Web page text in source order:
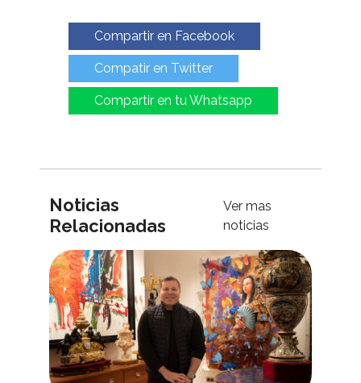
Compartir en Facebook
Compatir en Twitter
Compartir en tu Whatsapp
Noticias
Relacionadas
Ver mas
noticias